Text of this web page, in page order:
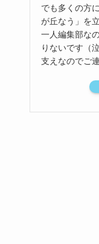
でも多くの方
が丘なう」を
一人編集部な
りないです（
支えなのでご